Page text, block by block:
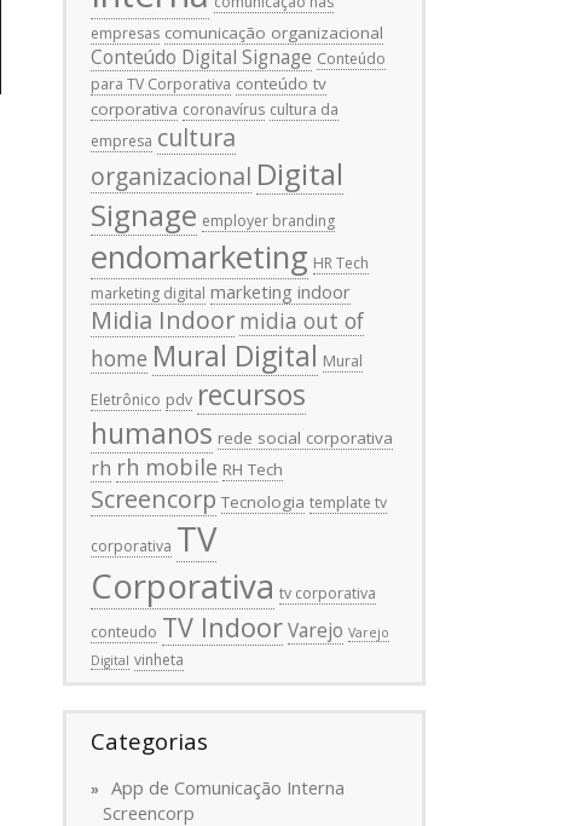
empresas comunicação organizacional
Conteúdo Digital Signage Conteúdo
para TV Corporativa conteúdo tv
corporativa coronavírus cultura da
empresa cultura
organizacional Digital
Signage employer branding
endomarketing HR Tech
marketing digital marketing indoor
Midia Indoor midia out of
home Mural Digital Mural
Eletrônico pdv recursos
humanos rede social corporativa
rh rh mobile RH Tech
Screencorp Tecnologia template tv
corporativa TV
Corporativa tv corporativa
conteudo TV IndoorVarejo Varejo
Digital vinheta
Categorias
App de Comunicação Interna
Screencorp